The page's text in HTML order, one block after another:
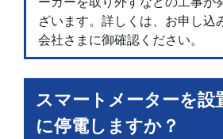
ざいます。詳しくは、お申し込
会社さまに御確認ください。
スマートメーターを設
に停電しますか？